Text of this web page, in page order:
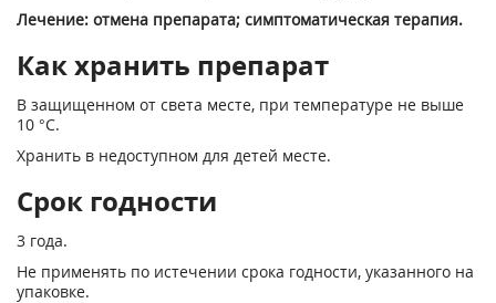
Лечение: отмена препарата; симптоматическая терапия.
Как хранить препарат
В защищенном от света месте, при температуре не выше
10 °С.
Хранить в недоступном для детей месте.
Срок годности
3 года.
Не применять по истечении срока годности, указанного на
упаковке.